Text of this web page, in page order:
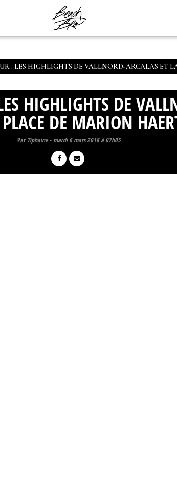
: LES HIGHLIGHTS DE VALLNORD-ARCALÃ­S ET
HIGHLIGHTS DE
DE MARION
Par Tiphaine-mardi 6 mars 2018 à 07h05